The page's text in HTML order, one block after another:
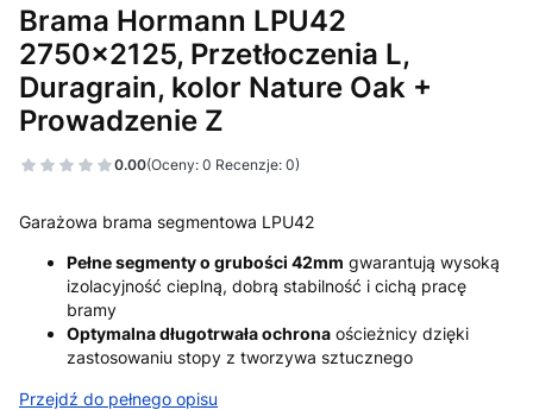
Brama Hormann LPU42
2750x2125, Przetłoczenia L,
Duragrain, kolor Nature Oak +
Prowadzenie Z
0.00(Oceny: 0 Recenzje: 0)
Garażowa brama segmentowa LPU42
Pełne segmenty o grubości 42mm gwarantują wysoką
izolacyjność cieplną, dobrą stabilność i cichą pracę
bramy
Optymalna długotrwała ochrona ościeżnicy dzięki
zastosowaniu stopy z tworzywa sztucznego
Przejdź do pełnego opisu